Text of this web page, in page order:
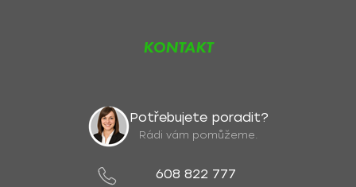
KONTAKT
Potřebujete poradit?
Rádi vám pomůžeme.
608 822 777